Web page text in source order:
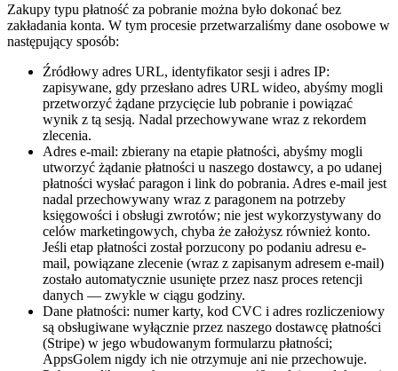
Zakupy typu płatność za pobranie można było dokonać bez
zakładania konta. W tym procesie przetwarzaliśmy dane osobowe w
następujący sposób:
Źródłowy adres URL, identyfikator sesji i adres IP:
zapisywane, gdy przesłano adres URL wideo, abyśmy mogli
przetworzyć żądane przycięcie lub pobranie i powiązać
wynik z tą sesją. Nadal przechowywane wraz z rekordem
zlecenia.
Adres e-mail: zbierany na etapie płatności, abyśmy mogli
utworzyć żądanie płatności u naszego dostawcy, a po udanej
płatności wysłać paragon i link do pobrania. Adres e-mail jest
nadal przechowywany wraz z paragonem na potrzeby
księgowości i obsługi zwrotów; nie jest wykorzystywany do
celów marketingowych, chyba że założysz również konto.
Jeśli etap płatności został porzucony po podaniu adresu e-
mail, powiązane zlecenie (wraz z zapisanym adresem e-mail)
zostało automatycznie usunięte przez nasz proces retencji
danych — zwykle w ciągu godziny.
Dane płatności: numer karty, kod CVC i adres rozliczeniowy
są obsługiwane wyłącznie przez naszego dostawcę płatności
(Stripe) w jego wbudowanym formularzu płatności;
AppsGolem nigdy ich nie otrzymuje ani nie przechowuje.